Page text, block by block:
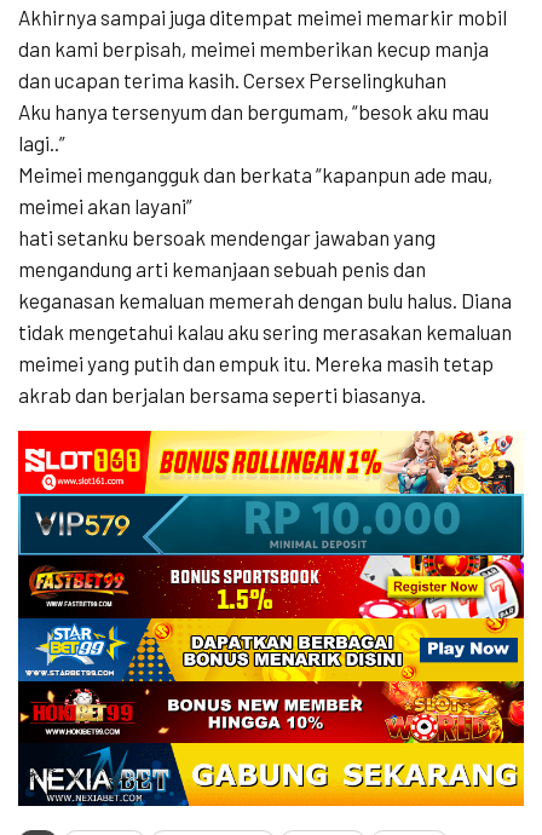
Akhirnya sampai juga ditempat meimei memarkir mobil
dan kami berpisah, meimei memberikan kecup manja
dan ucapan terima kasih. Cersex Perselingkuhan
Aku hanya tersenyum dan bergumam, “besok aku mau
lagi..”
Meimei mengangguk dan berkata “kapanpun ade mau,
meimei akan layani”
hati setanku bersoak mendengar jawaban yang
mengandung arti kemanjaan sebuah penis dan
keganasan kemaluan memerah dengan bulu halus. Diana
tidak mengetahui kalau aku sering merasakan kemaluan
meimei yang putih dan empuk itu. Mereka masih tetap
akrab dan berjalan bersama seperti biasanya.